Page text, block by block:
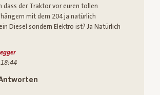
dass der Traktor vor euren tollen
mit dem 204 ja natürlich
Diesel sondern Elektro ist? Ja Natürlich